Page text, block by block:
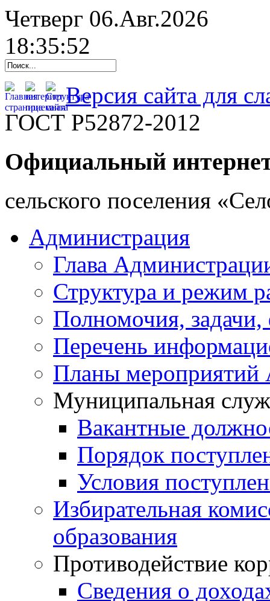
Четверг 06.Авг.2026
18:35:53
Версия сайта для
ГОСТ Р52872-2012
Официальный
cельского поселения
Администрация
Глава
Структура и режим
Полномочия,
Перечень
Планы мероприятий
Муниципальная
Вакантные
Порядок
Условия
Избирательная
образования
Противодействие
Сведения о